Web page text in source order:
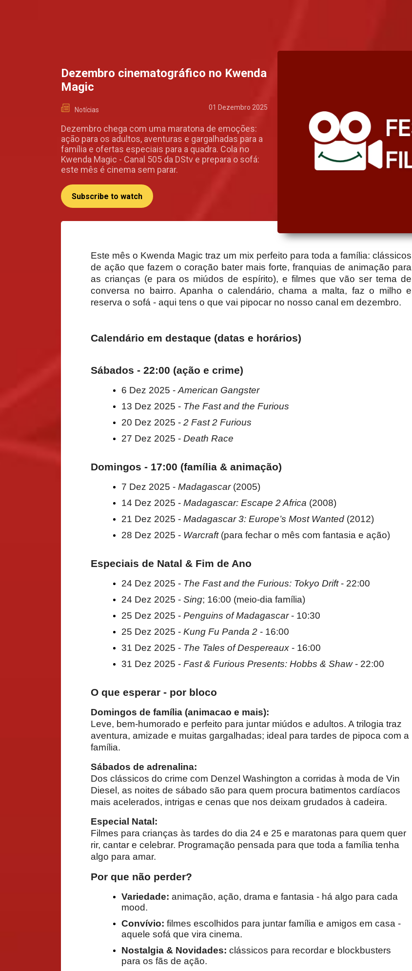
Dezembro cinematográfico no Kwenda
Magic
Notícias 01 Dezembro 2025
Dezembro chega com uma maratona de emoções:
ação para os adultos, aventuras e gargalhadas para a
família e ofertas especiais para a quadra. Cola no
Kwenda Magic - Canal 505 da DStv e prepara o sofá:
este mês é cinema sem parar.
Subscribe to watch
Este mês o Kwenda Magic traz um mix perfeito para toda a família: clássicos
de ação que fazem o coração bater mais forte, franquias de animação para
as crianças (e para os miúdos de espírito), e filmes que vão ser tema de
conversa no bairro. Apanha o calendário, chama a malta, faz o milho e
reserva o sofá - aqui tens o que vai pipocar no nosso canal em dezembro.
Calendário em destaque (datas e horários)
Sábados - 22:00 (ação e crime)
6 Dez 2025 -American Gangster
13 Dez 2025 - The Fast and the Furious
20 Dez 2025 - 2 Fast 2 Furious
27 Dez 2025 - Death Race
Domingos - 17:00 (família & animação)
7 Dez 2025 - Madagascar(2005)
14 Dez 2025 - Madagascar: Escape 2 Africa (2008)
21 Dez 2025 - Madagascar 3: Europe’s Most Wanted (2012)
28 Dez 2025 - Warcraft(para fechar o mês com fantasia e ação)
Especiais de Natal & Fim de Ano
24 Dez 2025 - The Fast and the Furious: Tokyo Drift- 22:00
24 Dez 2025 - Sing; 16:00 (meio-dia família)
25 Dez 2025 - Penguins of Madagascar- 10:30
25 Dez 2025 - Kung Fu Panda 2 - 16:00
31 Dez 2025 - The Tales of Despereaux - 16:00
31 Dez 2025 - Fast & Furious Presents: Hobbs & Shaw- 22:00
O que esperar - por bloco
Domingos de família (animacao e mais):
Leve, bem-humorado e perfeito para juntar miúdos e adultos. A trilogia traz
aventura, amizade e muitas gargalhadas; ideal para tardes de pipoca com a
família.
Sábados de adrenalina:
Dos clássicos do crime com Denzel Washington a corridas à moda de Vin
Diesel, as noites de sábado são para quem procura batimentos cardíacos
mais acelerados, intrigas e cenas que nos deixam grudados à cadeira.
Especial Natal:
Filmes para crianças às tardes do dia 24 e 25 e maratonas para quem quer
rir, cantar e celebrar. Programação pensada para que toda a família tenha
algo para amar.
Por que não perder?
Variedade: animação, ação, drama e fantasia - há algo para cada
mood.
Convívio: filmes escolhidos para juntar família e amigos em casa -
aquele sofá que vira cinema.
Nostalgia & Novidades: clássicos para recordar e blockbusters
para os fãs de ação.